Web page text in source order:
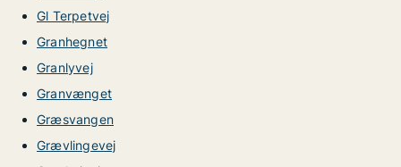
Gl Terpetvej
Granhegnet
Granlyvej
Granvænget
Græsvangen
Grævlingevej